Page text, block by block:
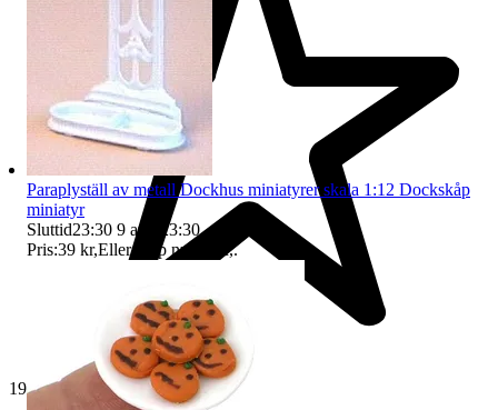
19 270 omdömen
Paraplyställ av metall Dockhus miniatyrer skala 1:12 Dockskåp
miniatyr
Sluttid23:30 9 aug 23:30.
Pris:39 kr,Eller Köp nu 71 kr,.